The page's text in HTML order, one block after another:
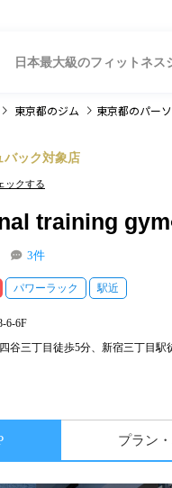
日本最大級のフィットネス
東京都のジム 東京都のパー
バック対象店
ックする
training
3件
パワーラック 駅近
6-6F
谷三丁目徒歩5分、新宿三丁目
プラン